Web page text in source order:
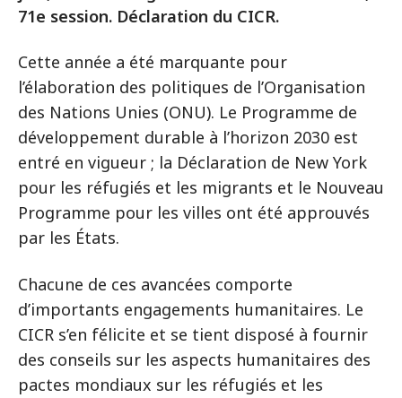
71e session. Déclaration du CICR.
Cette année a été marquante pour
l’élaboration des politiques de l’Organisation
des Nations Unies (ONU). Le Programme de
développement durable à l’horizon 2030 est
entré en vigueur ; la Déclaration de New York
pour les réfugiés et les migrants et le Nouveau
Programme pour les villes ont été approuvés
par les États.
Chacune de ces avancées comporte
d’importants engagements humanitaires. Le
CICR s’en félicite et se tient disposé à fournir
des conseils sur les aspects humanitaires des
pactes mondiaux sur les réfugiés et les